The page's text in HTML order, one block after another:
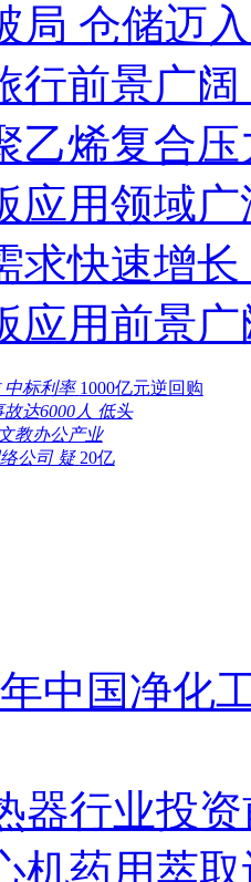
局 仓储迈
行前景广
乙烯复合
应用领域
求快速增
应用前景
中标利率 1000亿元逆回购
达6000人 低头
教办公产业
公司 疑 20亿
中国净化
器行业投
机药用萃